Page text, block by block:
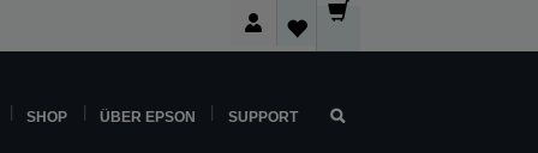
SHOP ÜBER EPSON SUPPORT